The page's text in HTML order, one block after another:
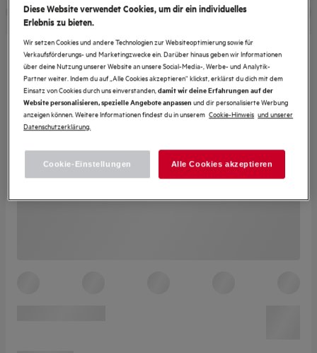
Diese Website verwendet Cookies, um dir ein individuelles
Erlebnis zu bieten.
Wir setzen Cookies und andere Technologien zur Websiteoptimierung sowie für
Verkaufsförderungs- und Marketingzwecke ein. Darüber hinaus geben wir Informationen
über deine Nutzung unserer Website an unsere Social-Media-, Werbe- und Analytik-
Partner weiter. Indem du auf „Alle Cookies akzeptieren“ klickst, erklärst du dich mit dem
Einsatz von Cookies durch uns einverstanden,damit wir deine Erfahrungen auf der
Website personalisieren, spezielle Angebote anpassen und dir personalisierte Werbung
anzeigen können. Weitere Informationen findest du in unserem Cookie-Hinweis und unserer
Datenschutzerklärung.
Cookie-Einstellungen Alle Cookies akzeptieren